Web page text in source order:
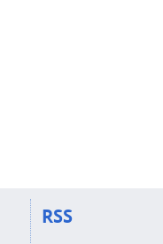
RSS